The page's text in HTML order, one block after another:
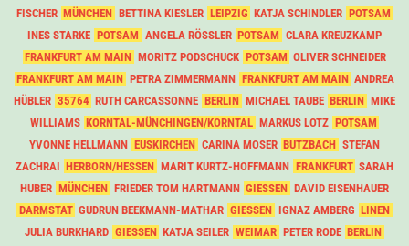
FISCHER MÜNCHEN BETTINA KIESLER LEIPZIG KATJA SCHINDLER POTSAM
INES STARKE POTSAM ANGELA RÖSSLER POTSAM CLARA KREUZKAMP
FRANKFURT AM MAIN MORITZ PODSCHUCK POTSAM OLIVER SCHNEIDER
FRANKFURT AM MAIN PETRA ZIMMERMANN FRANKFURT AM MAIN ANDREA
HÜBLER 35764 RUTH CARCASSONNE BERLIN MICHAEL TAUBE BERLIN MIKE
WILLIAMS KORNTAL-MÜNCHINGEN/KORNTAL MARKUS LOTZ POTSAM
YVONNE HELLMANN EUSKIRCHEN CARINA MOSER BUTZBACH STEFAN
ZACHRAI HERBORN/HESSEN MARIT KURTZ-HOFFMANN FRANKFURT SARAH
HUBER MÜNCHEN FRIEDER TOM HARTMANN GIESSEN
DAVID EISENHAUER
DARMSTAT GUDRUN BEEKMANN-MATHAR GIESSEN IGNAZ AMBERG LINEN
JULIA BURKHARD GIESSEN KATJA SEILER WEIMAR PETER RODE BERLIN